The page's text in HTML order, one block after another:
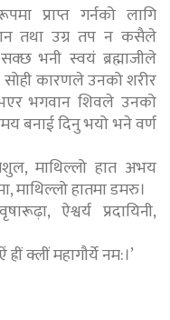
प्राप्त गर्नको लागि
तथा उग्र तप न कसैले
भनी स्वयं ब्रह्माजीले
सोही कारणले उनको शरीर
भगवान शिवले उनको
बनाई दिनु भयो भने वर्ण
माथिल्लो हात अभय
माथिल्लो हातमा डमरु।
ऐश्वर्य प्रदायिनी,
क्लीं महागौर्ये नम:।’